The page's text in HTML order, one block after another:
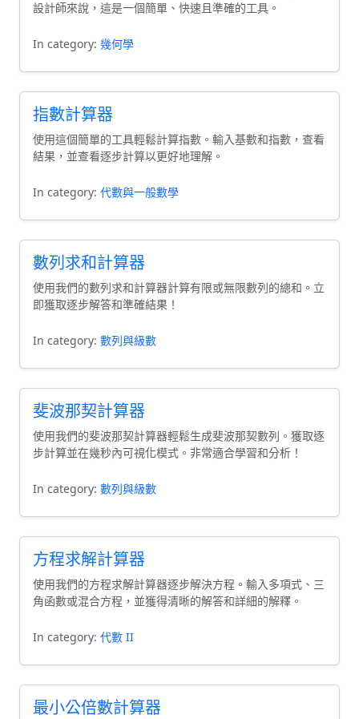
設計師來說，這是一個簡單、快速且準確的工具。
In category: 幾何學
指數計算器
使用這個簡單的工具輕鬆計算指數。輸入基數和指數，查看
結果，並查看逐步計算以更好地理解。
In category: 代數與一般數學
數列求和計算器
使用我們的數列求和計算器計算有限或無限數列的總和。立
即獲取逐步解答和準確結果！
In category: 數列與級數
斐波那契計算器
使用我們的斐波那契計算器輕鬆生成斐波那契數列。獲取逐
步計算並在幾秒內可視化模式。非常適合學習和分析！
In category: 數列與級數
方程求解計算器
使用我們的方程求解計算器逐步解決方程。輸入多項式、三
角函數或混合方程，並獲得清晰的解答和詳細的解釋。
In category: 代數 II
最小公倍數計算器